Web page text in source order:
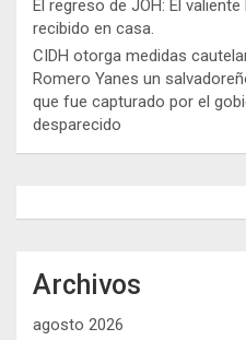
El regreso de JOH: El
recibido en casa.
CIDH otorga medidas
Romero Yanes un
que fue capturado por el
desparecido
Archivos
agosto 2026